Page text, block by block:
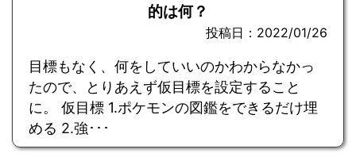
的は何？
投稿日：2022/01/26
目標もなく、何をしていいのかわからなかっ
たので、とりあえず仮目標を設定すること
に。 仮目標 1.ポケモンの図鑑をできるだけ埋
める 2.強･･･